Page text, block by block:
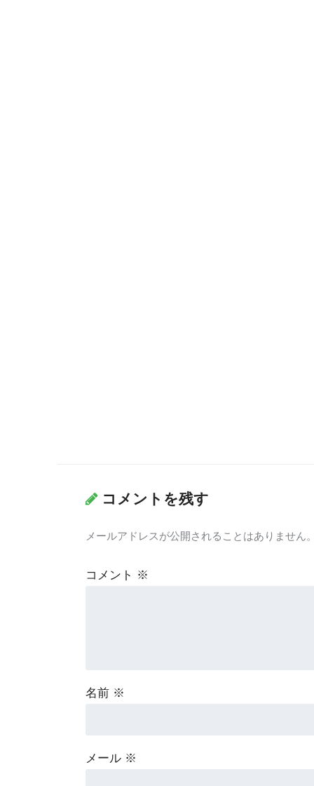
コメントを残す
メールアドレスが公開されることはありません
コメント ※
名前 ※
メール ※